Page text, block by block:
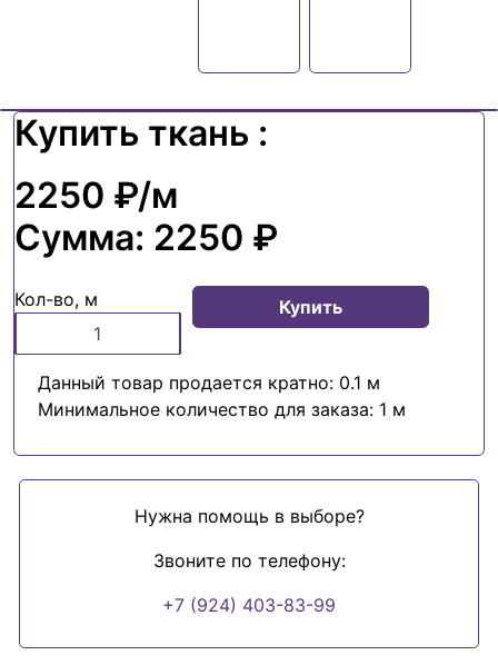
Купить ткань :
2250 ₽/м
Сумма: 2250 ₽
Кол-во, м Купить
Данный товар продается кратно: 0.1 м
Минимальное количество для заказа: 1 м
Нужна помощь в выборе?
Звоните по телефону:
+7 (924) 403-83-99